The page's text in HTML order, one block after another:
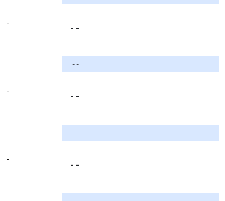
-
- -
- -
-
- -
- -
-
- -